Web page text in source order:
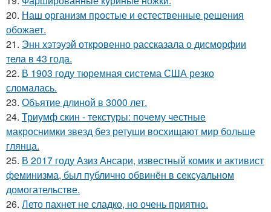
20. Наш организм простые и естественные решения
обожает.
21. Энн хэтэуэй откровенно рассказала о дисморфии
тела в 43 года.
22. В 1903 году тюремная система США резко
сломалась.
23. Объятие длиной в 3000 лет.
24. Триумф скин - текстуры: почему честные
макроснимки звезд без ретуши восхищают мир больше
глянца.
25. В 2017 году Азиз Ансари, известный комик и активист
феминизма, был публично обвинён в сексуальном
домогательстве.
26. Лето пахнет не сладко, но очень приятно.